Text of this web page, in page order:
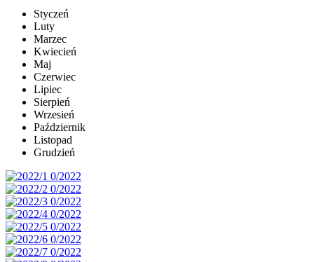
Styczeń
Luty
Marzec
Kwiecień
Maj
Czerwiec
Lipiec
Sierpień
Wrzesień
Październik
Listopad
Grudzień